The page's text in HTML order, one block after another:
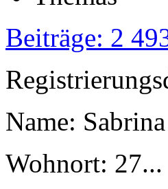
Beiträge: 2
Name: Sabrina
Wohnort: 27...